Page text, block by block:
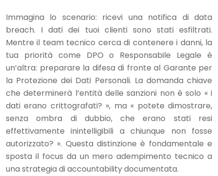
Immagina lo scenario: ricevi una notifica di data
breach. I dati dei tuoi clienti sono stati esfiltrati.
Mentre il team tecnico cerca di contenere i danni, la
tua priorità come DPO o Responsabile Legale è
un’altra: preparare la difesa di fronte al Garante per
la Protezione dei Dati Personali. La domanda chiave
che determinerà l’entità delle sanzioni non è solo « i
dati erano crittografati? », ma « potete dimostrare,
senza ombra di dubbio, che erano stati resi
effettivamente inintelligibili a chiunque non fosse
autorizzato? ». Questa distinzione è fondamentale e
sposta il focus da un mero adempimento tecnico a
una strategia di accountability documentata.